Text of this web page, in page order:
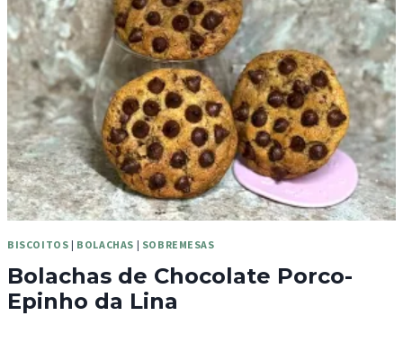
BISCOITOS | BOLACHAS | SOBREMESAS
Bolachas de Chocolate Porco-
Epinho da Lina